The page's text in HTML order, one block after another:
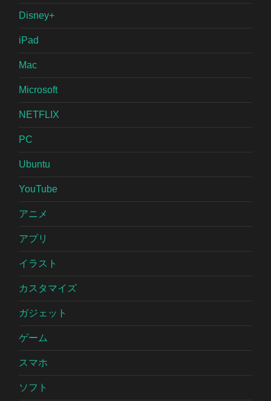
Disney+
iPad
Mac
Microsoft
NETFLIX
PC
Ubuntu
YouTube
アニメ
アプリ
イラスト
カスタマイズ
ガジェット
ゲーム
スマホ
ソフト